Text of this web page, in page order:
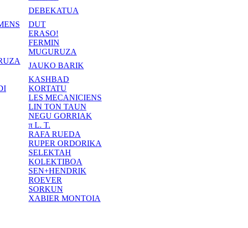
DEBEKATUA
DUT
ERASO!
FERMIN
MUGURUZA
JAUKO BARIK
KASHBAD
KORTATU
LES MECANICIENS
LIN TON TAUN
NEGU GORRIAK
π L. T.
RAFA RUEDA
RUPER ORDORIKA
SELEKTAH
KOLEKTIBOA
SEN+HENDRIK
ROEVER
SORKUN
XABIER MONTOIA